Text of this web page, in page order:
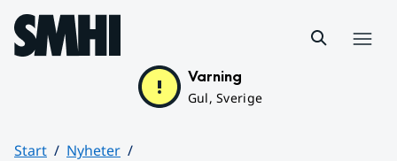
Hoppa till sidans innehåll
Varning
Gul, Sverige
Start
Nyheter